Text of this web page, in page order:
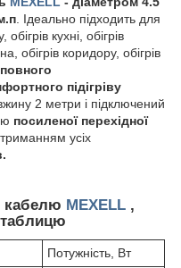
. Ідеально підходить для
кухні, обігрів
обігрів коридору, обігрів
підігріву
2 метри і підключений
посиленої перехідної
усіх
кабелю MEXELL ,
таблицю
Потужність, Вт